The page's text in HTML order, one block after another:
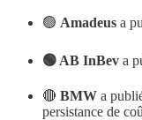
🟢 Amadeus a
🟢 AB InBev a
🔴 BMW a
persistance de